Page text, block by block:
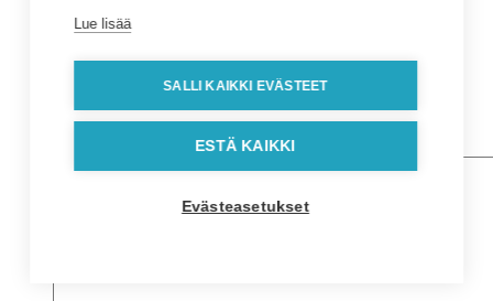
Puhelin*
Osoitetiedot
Lähiosoite
Postinumero
Lue lisää
SALLI KAIKKI EVÄSTEET
ESTÄ KAIKKI
Evästeasetukset